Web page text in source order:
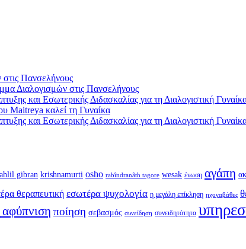
Πανσελήνους
Διαλογισμών στις Πανσελήνους
και Εσωτερικής Διδασκαλίας για τη Διαλογιστική
Maitreya καλεί τη Γυναίκα
και Εσωτερικής Διδασκαλίας για τη Διαλογιστική
gibran krishnamurti osho rabîndranâth tagore wesak ένωση αγάπη
θεραπευτική εσωτέρα ψυχολογία η μεγάλη επίκληση ηχογαβάθες
ποίηση σεβασμός συνείδηση συνειδητότητα